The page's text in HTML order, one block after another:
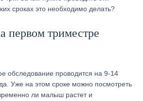
сроках это необходимо делать?
первом триместре
обследование проводится на 9-14
Уже на этом сроке можно посмотреть
ли малыш растет и